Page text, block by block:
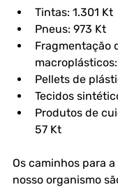
Tintas: 1.301 Kt
Pneus: 973 Kt
Fragmentação
Pellets de
Tecidos
Produtos de
57 Kt
Os caminhos para
nosso organismo